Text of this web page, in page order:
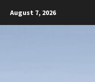
August 7, 2026